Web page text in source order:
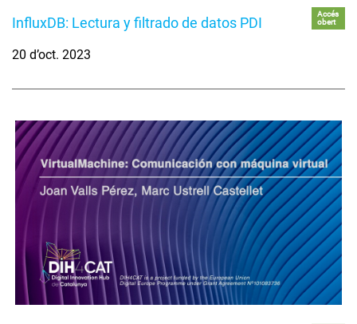
InfluxDB: Lectura y filtrado de datos PDI
Accés
obert
20 d’oct. 2023